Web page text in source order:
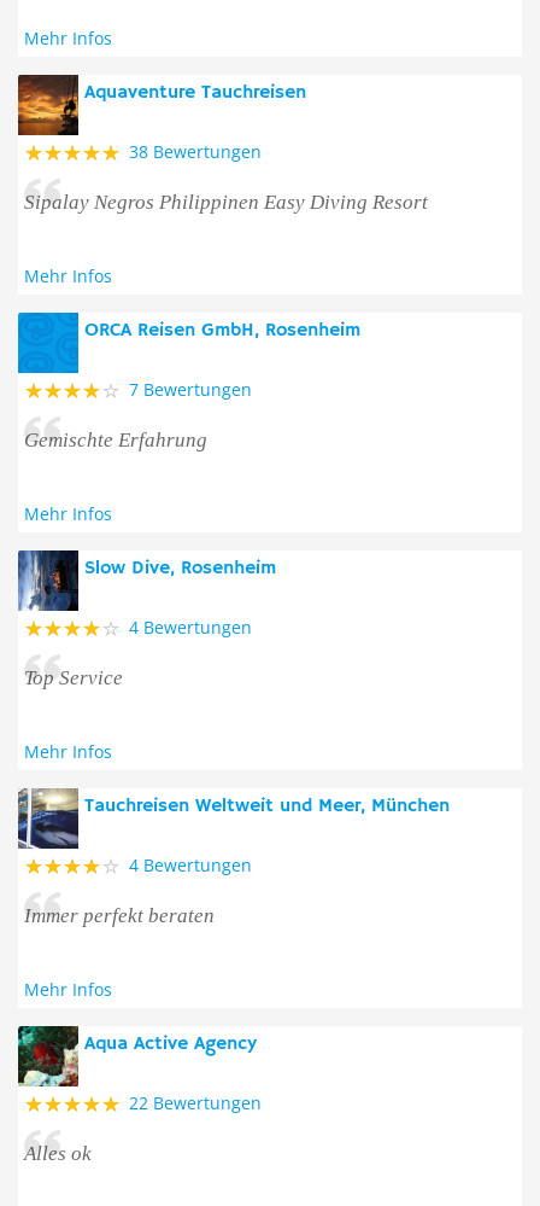
Mehr Infos
Aquaventure Tauchreisen
38 Bewertungen
Sipalay Negros Philippinen Easy Diving Resort
Mehr Infos
ORCA Reisen GmbH, Rosenheim
7 Bewertungen
Gemischte Erfahrung
Mehr Infos
Slow Dive, Rosenheim
4 Bewertungen
Top Service
Mehr Infos
Tauchreisen Weltweit und Meer, München
4 Bewertungen
Immer perfekt beraten
Mehr Infos
Aqua Active Agency
22 Bewertungen
Alles ok